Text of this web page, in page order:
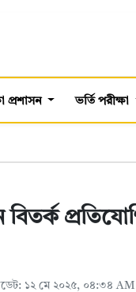
প্রশাসন ভর্তি পরীক্ষা
১২ মে ২০২৫, ০৪:৩৪ AM